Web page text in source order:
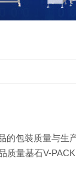
的包装质量与生
量基石V-